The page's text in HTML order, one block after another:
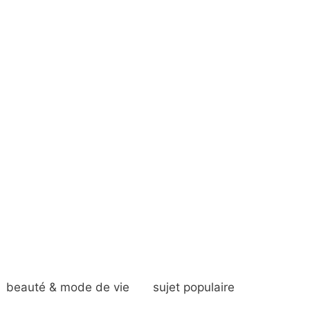
beauté & mode de vie sujet populaire